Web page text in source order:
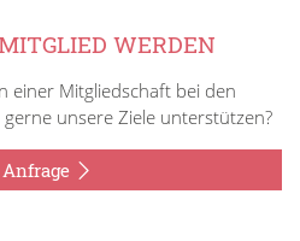
WERDEN
einer Mitgliedschaft bei den
unsere Ziele unterstützen?